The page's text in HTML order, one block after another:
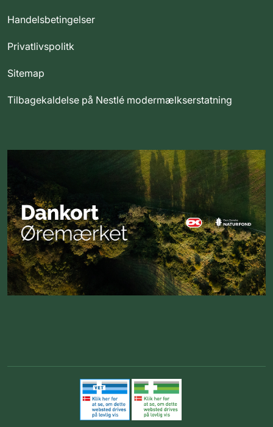
Handelsbetingelser
Privatlivspolitk
Sitemap
Tilbagekaldelse på Nestlé modermælkserstatning